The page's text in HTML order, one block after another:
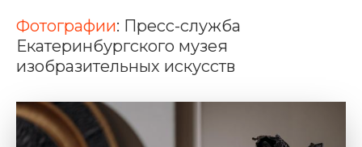
Фотографии: Пресс-служба
Екатеринбургского музея
изобразительных искусств